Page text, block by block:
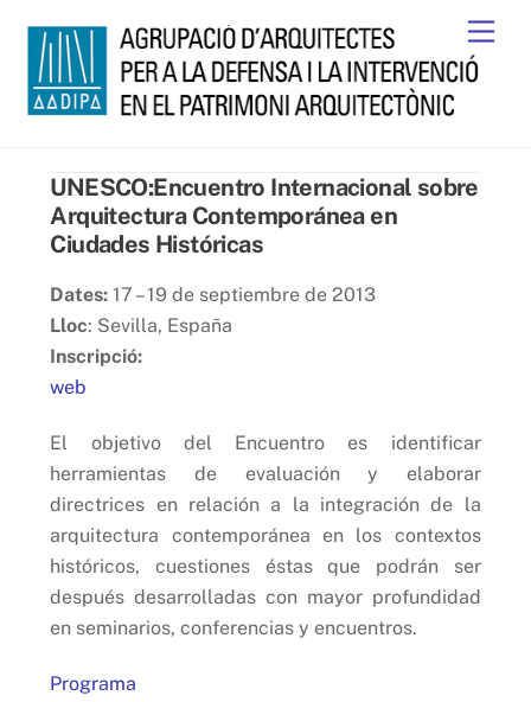
content
UNESCO:Encuentro Internacional sobre
Arquitectura Contemporánea en
Ciudades Históricas
Dates: 17 – 19 de septiembre de 2013
Lloc: Sevilla, España
Inscripció:
web
El objetivo del Encuentro es identificar
herramientas de evaluación y elaborar
directrices en relación a la integración de la
arquitectura contemporánea en los contextos
históricos, cuestiones éstas que podrán ser
después desarrolladas con mayor profundidad
en seminarios, conferencias y encuentros.
Programa